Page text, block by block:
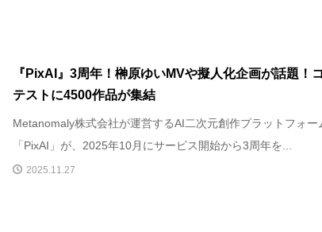
『PixAI』3周年！榊原ゆいMVや擬人化企画が話題！
テストに4500作品が集結
Metanomaly株式会社が運営するAI二次元創作プラットフォー
「PixAI」が、2025年10月にサービス開始から3周年を...
2025.11.27